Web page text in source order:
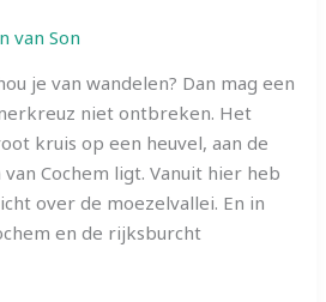
van Son
je van wandelen? Dan mag een
niet ontbreken. Het
kruis op een heuvel, aan de
Cochem ligt. Vanuit hier heb
over de moezelvallei. En in
en de rijksburcht